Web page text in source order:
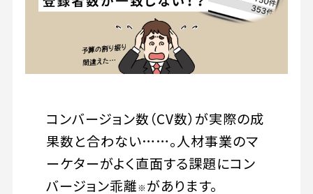
コンバージョン数（CV数）が実際の成
果数と合わない……。人材事業のマ
ーケターがよく直面する課題にコン
バージョン乖離※があります。